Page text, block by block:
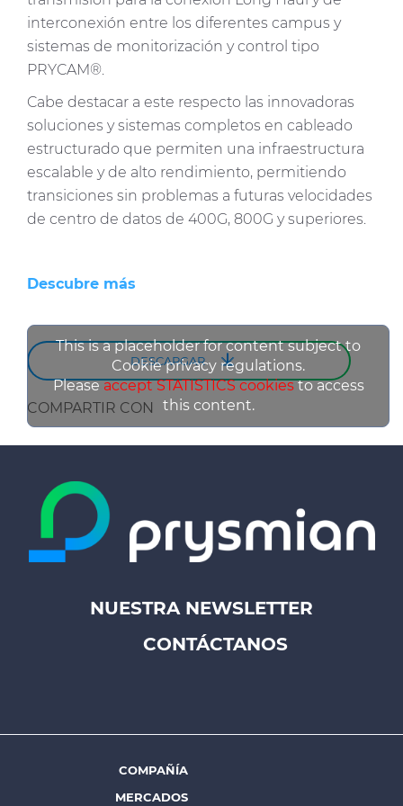
que les haya proporcionado o que hayan recopilado a
partir del uso que haya hecho de sus servicios.
interconexión entre los diferentes campus y
sistemas de monitorización y control tipo
PRYCAM®.
Cabe destacar a este respecto las innovadoras
soluciones y sistemas completos en cableado
estructurado que permiten una infraestructura
escalable y de alto rendimiento, permitiendo
transiciones sin problemas a futuras velocidades
de centro de datos de 400G, 800G y superiores.
Descubre más
DESCARGAR
COMPARTIR CON
This is a placeholder for content subject to
Cookie privacy regulations.
Pleaseaccept STATISTICS cookiesto access
this content.
Footer
Prysmian
NUESTRA NEWSLETTER
CONTÁCTANOS
FooterCOMPAÑÍA
MERCADOS